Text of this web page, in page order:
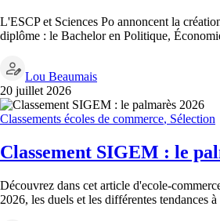
L'ESCP et Sciences Po annoncent la
diplôme : le Bachelor en Politique,
Lou Beaumais
20 juillet 2026
Classements écoles de commerce, Sélection
Classement SIGEM : le
Découvrez dans cet article d'ecole-
2026, les duels et les différentes tendances à